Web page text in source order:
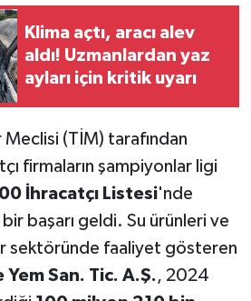
Klima açtı, aracı alev
aldı! Uzmanlardan yaz
ayları için kritik uyarı
Meclisi (TİM) tarafından
firmaların şampiyonlar ligi
İhracatçı Listesi'nde
bir başarı geldi. Su ürünleri ve
sektöründe faaliyet gösteren
San. Tic. A.Ş., 2024